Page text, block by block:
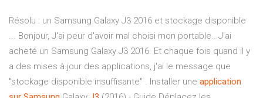
Résolu : un Samsung Galaxy J3 2016 et stockage disponible
... Bonjour, J'ai peur d'avoir mal choisi mon portable...J'ai
acheté un Samsung Galaxy J3 2016. Et chaque fois quand il y
a des mises à jour des applications, j'ai le message que
"stockage disponible insuffisante" . Installer une application